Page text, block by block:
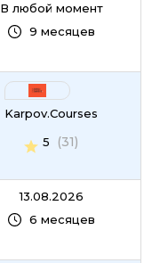
В любой момент
9 месяцев
Karpov.Courses
5
(31)
13.08.2026
6 месяцев